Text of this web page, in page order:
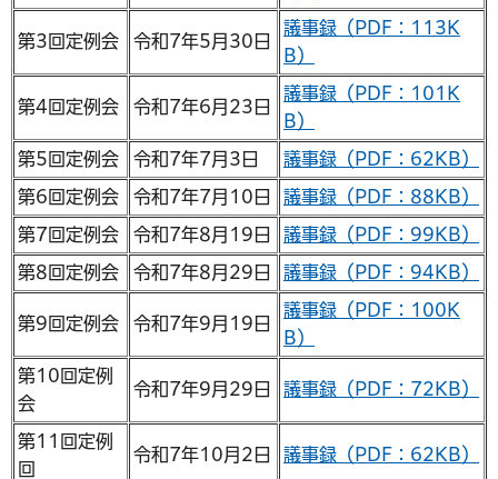
第3回定例会 令和7年5月30日
議事録（PDF：113K
B）
第4回定例会 令和7年6月23日
議事録（PDF：101K
B）
第5回定例会 令和7年7月3日 議事録（PDF：62KB）
第6回定例会 令和7年7月10日 議事録（PDF：88KB）
第7回定例会 令和7年8月19日 議事録（PDF：99KB）
第8回定例会 令和7年8月29日 議事録（PDF：94KB）
第9回定例会 令和7年9月19日
議事録（PDF：100K
B）
第10回定例
会
令和7年9月29日 議事録（PDF：72KB）
第11回定例
回
令和7年10月2日 議事録（PDF：62KB）